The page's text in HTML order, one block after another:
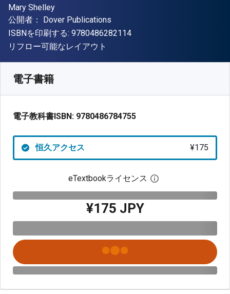
著者
Mary Shelley
出版社
公開者： Dover Publications
ISBNを印刷する: 9780486282114"ISBN-13 9780486282114"
形式
リフロー可能なレイアウト
電子書籍
電子教科書ISBN: 9780486784755
恒久アクセス ¥175
eTextbookライセンス デジタルライセン
¥175 JPY